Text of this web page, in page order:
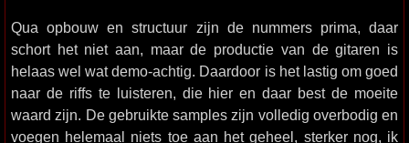
Qua opbouw en structuur zijn de nummers prima, daar
schort het niet aan, maar de productie van de gitaren is
helaas wel wat demo-achtig. Daardoor is het lastig om goed
naar de riffs te luisteren, die hier en daar best de moeite
waard zijn. De gebruikte samples zijn volledig overbodig en
voegen helemaal niets toe aan het geheel, sterker nog, ik